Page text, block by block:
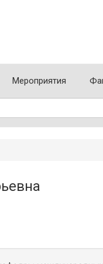
Мероприятия